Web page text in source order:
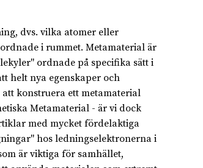
dvs. vilka atomer eller
i rummet. Metamaterial är
ordnade på specifika sätt i
helt nya egenskaper och
konstruera ett metamaterial
Metamaterial - är vi dock
med mycket fördelaktiga
hos ledningselektronerna i
är viktiga för samhället,